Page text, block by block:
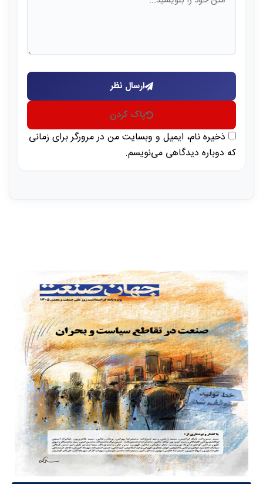
ارسال نظر
پاک کردن
ذخیره نام، ایمیل و وبسایت من در مرورگر برای زمانی
که دوباره دیدگاهی می‌نویسم.